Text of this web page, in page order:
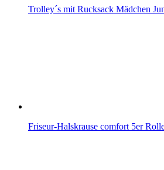
Trolley´s mit Rucksack Mädchen
Friseur-Halskrause comfort 5er